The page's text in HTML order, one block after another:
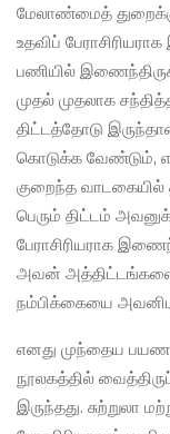
மேலாண்மைத்
உதவிப்
பணியில்
முதல் முதலாக
திட்டத்தோடு
கொடுக்க வேண்டும்,
குறைந்த
பெரும் திட்டம்
பேராசிரியராக
அவன் அத்திட்டங்களை
நம்பிக்கையை
எனது முந்தைய பயண
நூலகத்தில்
இருந்தது. சுற்றுலா